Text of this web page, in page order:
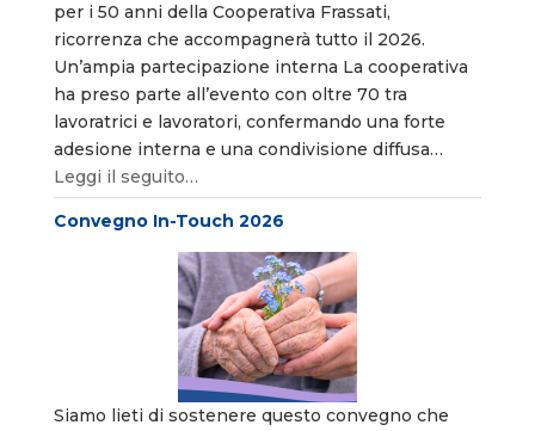
per i 50 anni della Cooperativa Frassati,
ricorrenza che accompagnerà tutto il 2026.
Un’ampia partecipazione interna La cooperativa
ha preso parte all’evento con oltre 70 tra
lavoratrici e lavoratori, confermando una forte
adesione interna e una condivisione diffusa…
Leggi il seguito…
Convegno In-Touch 2026
Siamo lieti di sostenere questo convegno che